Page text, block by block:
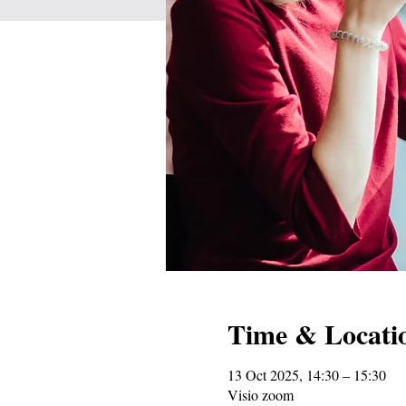
Time &
13 Oct 2025, 14:30 – 15:30
Visio zoom